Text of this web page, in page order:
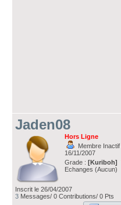
Jaden08
Hors Ligne
Membre
16/11/2007
Grade : [Kuriboh]
Echanges (Aucun)
Inscrit le 26/04/2007
3 Messages/ 0 Contributions/ 0 Pts